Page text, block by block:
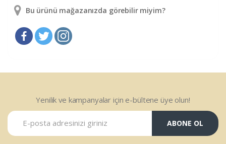
Bu ürünü mağazanızda görebilir miyim?
Yenilik ve kampanyalar için e-bültene üye olun!
ABONE OL